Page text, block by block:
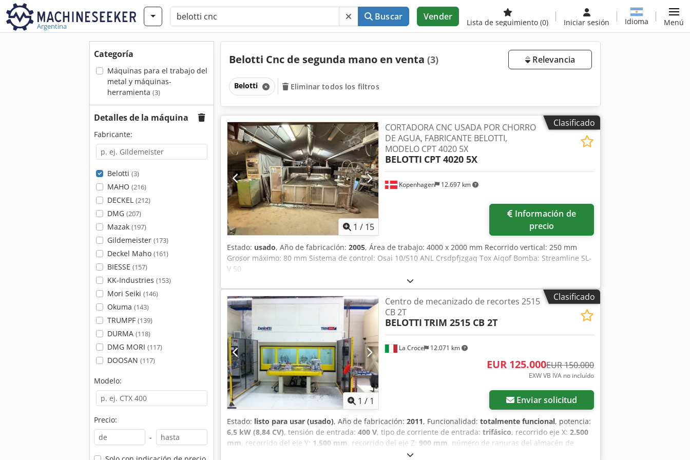
Argentina
Buscar Vender
Lista de seguimiento (0) Iniciar sesión Idioma Menú
Categoría
Máquinas para el trabajo del
metal y máquinas-
herramienta (3)
Detalles de la máquina
Fabricante:
Belotti (3)
MAHO (216)
DECKEL (212)
DMG (207)
Mazak (197)
Gildemeister (173)
Deckel Maho (161)
BIESSE (157)
KK-Industries (153)
Mori Seiki (146)
Okuma (143)
TRUMPF (139)
DURMA (118)
DMG MORI (117)
DOOSAN (117)
Modelo:
Precio:
-
Belotti Cnc de segunda mano en venta (3) Relevancia
Belotti Eliminar todos los filtros
Clasificado
1 / 15
Kopenhagen 12.697 km
CORTADORA CNC USADA POR CHORRO
DE AGUA, FABRICANTE BELOTTI,
MODELO CPT 4020 5X
BELOTTI CPT 4020 5X
precio
Estado: usado, Año de fabricación: 2005, Área de trabajo: 4000 x 2000 mm Recorrido vertical: 250 mm
Grosor máximo: 80 mm Sistema de control: Osai 10/510 ANL Crsdpfjzgaq Tox Aiqof Bomba: Streamline SL-
V 50
Clasificado
1 / 1
La Croce 12.071 km
Centro de mecanizado de recortes 2515
CB 2T
BELOTTI TRIM 2515 CB 2T
EUR 125.000EUR 150.000
EXW VB IVA no incluído
Enviar solicitud
Estado: listo para usar (usado), Año de fabricación: 2011, Funcionalidad: totalmente funcional, potencia:
6,5 kW (8,84 CV), tensión de entrada: 400 V, tipo de corriente de entrada: trifásico, recorrido eje X: 2.500
mm, recorrido del eje Y: 1.500 mm, recorrido del eje Z: 900 mm, número de ranuras del almacén de
, modelo de controlador: